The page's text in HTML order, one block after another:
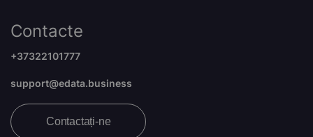
Contacte
+37322101777
support@edata.business
Contactați-ne